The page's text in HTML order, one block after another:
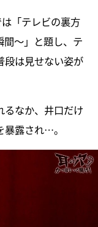
「テレビの裏方
～」と題し、テ
段は見せない姿が
るなか、井口だけ
暴露され…。